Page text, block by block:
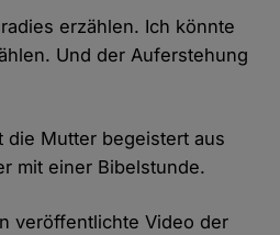
erzählen. Ich könnte
Und der Auferstehung
Mutter begeistert aus
mit einer Bibelstunde.
veröffentlichte Video der